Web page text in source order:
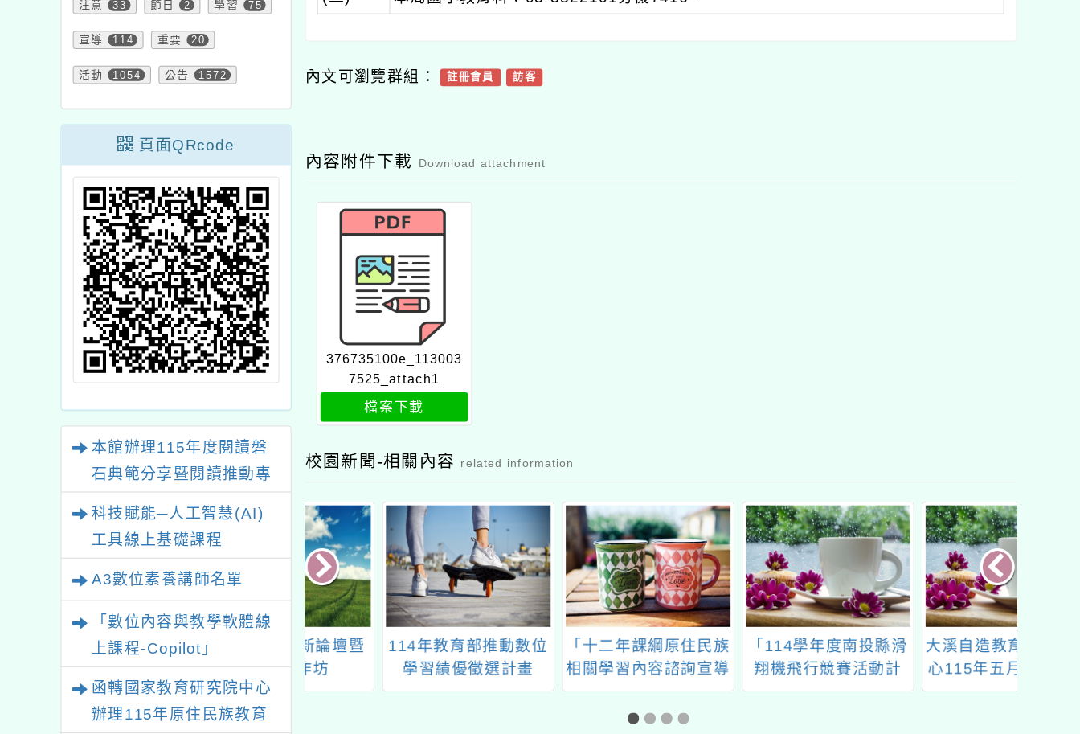
注意 33 節日 2 學習 75
宣導 114 重要 20
活動 1054 公告 1572
頁面QRcode
本館辦理115年度閱讀磐
石典範分享暨閱讀推動專
科技賦能─人工智慧(AI)
工具線上基礎課程
A3數位素養講師名單
「數位內容與教學軟體線
上課程-Copilot」
函轉國家教育研究院中心
辦理115年原住民族教育
內文可瀏覽群組： 註冊會員 訪客
內容附件下載 Download attachment
376735100e_113003
7525_attach1
檔案下載
校園新聞-相關內容 related information
與實作教育學
新臺灣文學國
能力競賽
2026教育創新論壇暨
師培工作坊
114年教育部推動數位
學習績優徵選計畫
「十二年課綱原住民族
相關學習內容諮詢宣導
講座」實施計畫
「114學年度南投縣滑
翔機飛行競賽活動計
畫」
大溪自造教育及科技中
心115年五月份教師研
習計畫